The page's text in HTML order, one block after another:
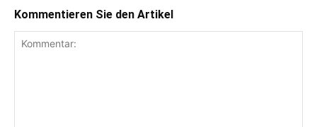
Kommentieren Sie den Artikel